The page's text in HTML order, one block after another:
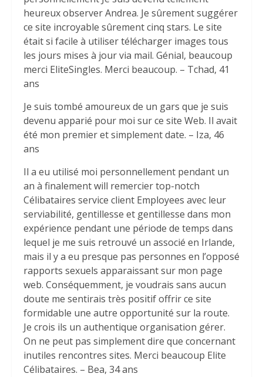
heureux observer Andrea. Je sûrement suggérer
ce site incroyable sûrement cinq stars. Le site
était si facile à utiliser télécharger images tous
les jours mises à jour via mail. Génial, beaucoup
merci EliteSingles. Merci beaucoup. – Tchad, 41
ans
Je suis tombé amoureux de un gars que je suis
devenu apparié pour moi sur ce site Web. Il avait
été mon premier et simplement date. – Iza, 46
ans
Il a eu utilisé moi personnellement pendant un
an à finalement will remercier top-notch
Célibataires service client Employees avec leur
serviabilité, gentillesse et gentillesse dans mon
expérience pendant une période de temps dans
lequel je me suis retrouvé un associé en Irlande,
mais il y a eu presque pas personnes en l’opposé
rapports sexuels apparaissant sur mon page
web. Conséquemment, je voudrais sans aucun
doute me sentirais très positif offrir ce site
formidable une autre opportunité sur la route.
Je crois ils un authentique organisation gérer.
On ne peut pas simplement dire que concernant
inutiles rencontres sites. Merci beaucoup Elite
Célibataires. – Bea, 34 ans